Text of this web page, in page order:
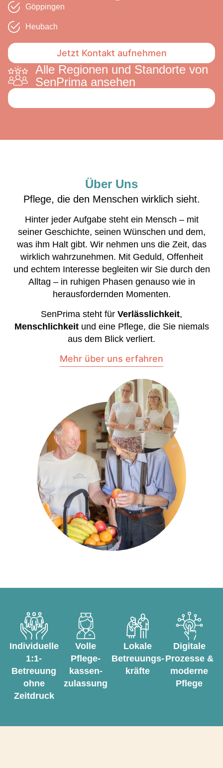
Göppingen
Heubach
Jetzt Kontakt aufnehmen
Alle Regionen und Standorte von
SenPrima ansehen
Über Uns
Pflege, die den Menschen wirklich sieht.
Hinter jeder Aufgabe steht ein Mensch – mit
seiner Geschichte, seinen Wünschen und dem,
was ihm Halt gibt. Wir nehmen uns die Zeit, das
wirklich wahrzunehmen. Mit Geduld, Offenheit
und echtem Interesse begleiten wir Sie durch den
Alltag – in ruhigen Phasen genauso wie in
herausfordernden Momenten.
SenPrima steht für Verlässlichkeit,
Menschlichkeitund eine Pflege, die Sie niemals
aus dem Blick verliert.
Mehr über uns erfahren
Individuelle
1:1-
Betreuung
ohne
Zeitdruck
Volle
Pflege­
kassen­
zulassung
Lokale
Betreuungs­
kräfte
Digitale
Prozesse &
moderne
Pflege